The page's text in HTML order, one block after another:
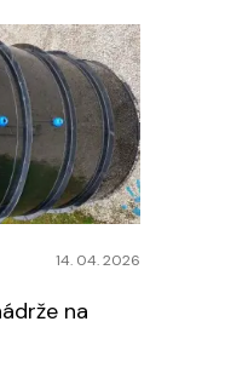
14. 04. 2026
na